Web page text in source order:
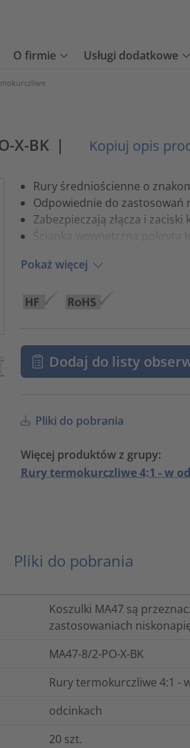
O firmie Usługi dodatkowe
X-BK | Kopiuj opis
Rury średniościenne o
Odpowiednie do zastosowań
Zabezpieczają złącza i
Ścianka wewnętrzna pokryta
Pokaż więcej
Dodaj do listy
Pliki do pobrania
Więcej produktów z grupy:
Rury termokurczliwe 4:1 - w
Pliki do pobrania
Koszulki MA47 są
zastosowaniach
MA47-8/2-PO-X-BK
Rury termokurczliwe 4:1 -
odcinkach
20 szt.